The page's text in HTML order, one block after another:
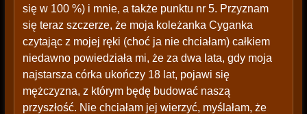
się w 100 %) i mnie, a także punktu nr 5. Przyznam
się teraz szczerze, że moja koleżanka Cyganka
czytając z mojej ręki (choć ja nie chciałam) całkiem
niedawno powiedziała mi, że za dwa lata, gdy moja
najstarsza córka ukończy 18 lat, pojawi się
mężczyzna, z którym będę budować naszą
przyszłość. Nie chciałam jej wierzyć, myślałam, że